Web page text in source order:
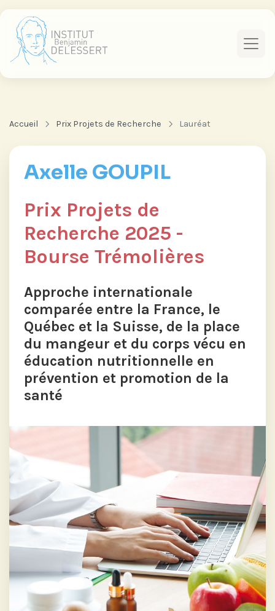
Accueil Prix Projets de Recherche Lauréat
Axelle GOUPIL
Prix Projets de
Recherche 2025 -
Bourse Trémolières
Approche internationale
comparée entre la France, le
Québec et la Suisse, de la place
du mangeur et du corps vécu en
éducation nutritionnelle en
prévention et promotion de la
santé